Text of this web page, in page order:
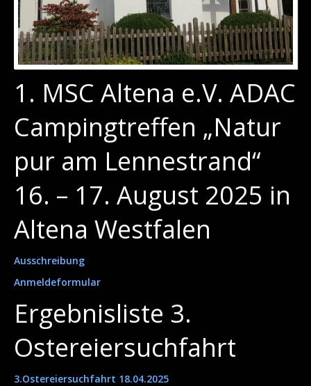
1. MSC Altena e.V. ADAC
Campingtreffen „Natur
pur am Lennestrand“
16. – 17. August 2025 in
Altena Westfalen
Ausschreibung
Anmeldeformular
Ergebnisliste 3.
Ostereiersuchfahrt
3.Ostereiersuchfahrt 18.04.2025